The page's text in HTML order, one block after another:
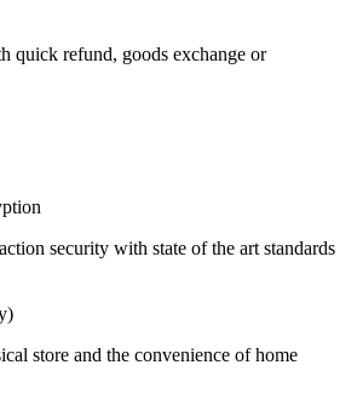
quick refund, goods exchange or
security with state of the art standards
store and the convenience of home